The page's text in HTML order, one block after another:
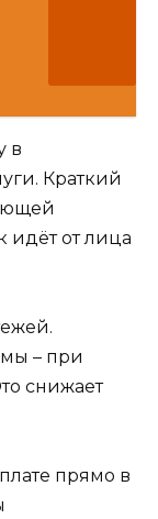
в
Краткий
идёт от лица
– при
снижает
прямо в